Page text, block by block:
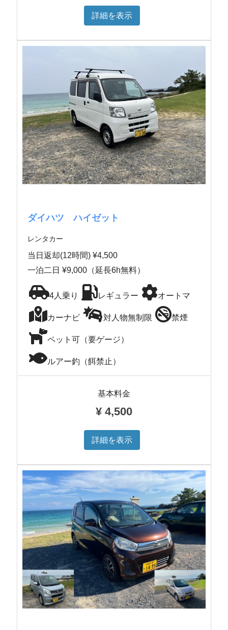
詳細を表示
ダイハツ ハイゼット
レンタカー
当日返却(12時間) ¥4,500
一泊二日 ¥9,000（延長6h無料）
4人乗り レギュラー オートマ
カーナビ 対人物無制限 禁煙
ペット可（要ゲージ）
ルアー釣（餌禁止）
基本料金
¥ 4,500
詳細を表示